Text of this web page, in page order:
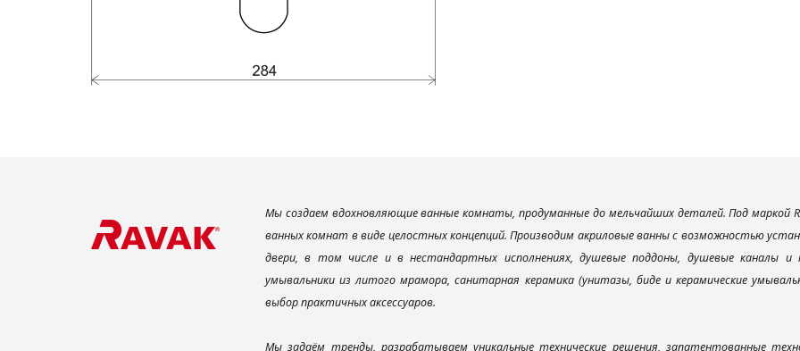
Мы создаем вдохновляющие ванные комнаты, продуманные до мельчайших деталей. Под маркой
ванных комнат в виде целостных концепций. Производим акриловые ванны с возможностью
двери, в том числе и в нестандартных исполнениях, душевые поддоны, душевые каналы
умывальники из литого мрамора, санитарная керамика (унитазы, биде и керамические
выбор практичных аксессуаров.
Мы задаём тренды, разрабатываем уникальные технические решения, запатентованные